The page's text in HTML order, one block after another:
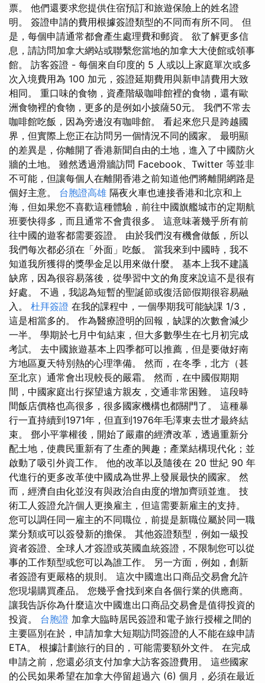
票。 他們還要求您提供住宿預訂和旅遊保險上的姓名證
明。 簽證申請的費用根據簽證類型的不同而有所不同。 但
是，每個申請通常都會產生處理費和郵資。 欲了解更多信
息，請訪問加拿大網站或聯繫您當地的加拿大大使館或領事
館。 訪客簽證 - 每個來自印度的 5 人或以上家庭單次或多
次入境費用為 100 加元，簽證延期費用與新申請費用大致
相同。 重口味的食物，資產階級咖啡館裡的食物，還有歐
洲食物裡的食物，更多的是例如小披薩50元。 我們不常去
咖啡館吃飯，因為旁邊沒有咖啡館。 看起來您只是跨越國
界，但實際上您正在訪問另一個情況不同的國家。 最明顯
的差異是，你離開了香港新聞自由的土地，進入了中國防火
牆的土地。 雖然透過滑牆訪問 Facebook、Twitter 等並非
不可能，但讓每個人在離開香港之前知道他們將離開網路是
個好主意。 台胞證高雄 隔夜火車也連接香港和北京和上
海，但如果您不喜歡這種體驗，前往中國旗艦城市的定期航
班要快得多，而且通常不會貴很多。 這意味著幾乎所有前
往中國的遊客都需要簽證。 由於我們沒有機會做飯，所以
我們每次都必須在「外面」吃飯。 當我來到中國時，我不
知道我所獲得的獎學金足以用來做什麼。 基本上我不建議
缺席，因為很容易落後，從學習中文的角度來說這不是很有
好處。 不過，我認為短暫的聖誕節或復活節假期很容易融
入。 杜拜簽證 在我的課程中，一個學期我可能缺課 1/3，
這是相當多的。 作為醫療證明的回報，缺課的次數會減少
一半。 學期於七月中旬結束，但大多數學生在七月初完成
考試。 去中國旅遊基本上四季都可以推薦，但是要做好南
方地區夏天特別熱的心理準備。 然而，在冬季，北方（甚
至北京）通常會出現較長的嚴霜。 然而，在中國假期期
間，中國家庭出行探望遠方親友，交通非常困難。 這段時
間飯店價格也高很多，很多國家機構也都關門了。 這種暴
行一直持續到1971年，但直到1976年毛澤東去世才最終結
束。 鄧小平掌權後，開始了嚴肅的經濟改革，透過重新分
配土地，使農民重新有了生產的興趣；產業結構現代化；並
啟動了吸引外資工作。 他的改革以及隨後在 20 世紀 90 年
代進行的更多改革使中國成為世界上發展最快的國家。 然
而，經濟自由化並沒有與政治自由度的增加齊頭並進。 技
術工人簽證允許個人更換雇主，但這需要新雇主的支持。
您可以調任同一雇主的不同職位，前提是新職位屬於同一職
業分類或可以簽發新的擔保。 其他簽證類型，例如一級投
資者簽證、全球人才簽證或英國血統簽證，不限制您可以從
事的工作類型或您可以為誰工作。 另一方面，例如，創新
者簽證有更嚴格的規則。 這次中國進出口商品交易會允許
您現場購買產品。 您幾乎會找到來自各個行業的供應商。
讓我告訴你為什麼這次中國進出口商品交易會是值得投資的
投資。 台胞證 加拿大臨時居民簽證和電子旅行授權之間的
主要區別在於，申請加拿大短期訪問簽證的人不能在線申請
ETA。 根據計劃旅行的目的，可能需要額外文件。 在完成
申請之前，您還必須支付加拿大訪客簽證費用。 這些國家
的公民如果希望在加拿大停留超過六 (6) 個月，必須在最近